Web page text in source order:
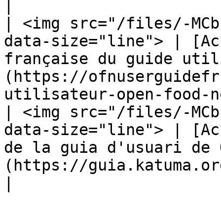
| <img src="/files/-
data-size="line"> |
française du guide
(https://
utilisateur-open-food-
| <img src="/files/-
data-size="line"> |
de la guia d'usuari de
(https://